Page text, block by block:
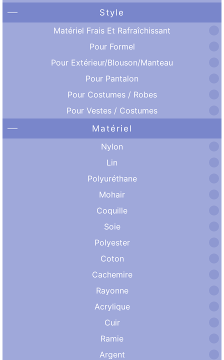
Style
Matériel Frais Et Rafraîchissant
Pour Formel
Pour Extérieur/Blouson/Manteau
Pour Pantalon
Pour Costumes / Robes
Pour Vestes / Costumes
Matériel
Nylon
Lin
Polyuréthane
Mohair
Coquille
Soie
Polyester
Coton
Cachemire
Rayonne
Acrylique
Cuir
Ramie
Argent